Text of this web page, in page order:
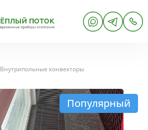
Внутрипольные конвекторы
Популярный